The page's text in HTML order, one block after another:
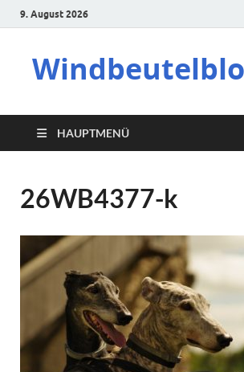
9. August 2026
HAUPTMENÜ
26WB4377-k